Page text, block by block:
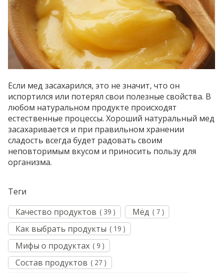
Если мед засахарился, это не значит, что он
испортился или потерял свои полезные свойства. В
любом натуральном продукте происходят
естественные процессы. Хороший натуральный мед
засахаривается и при правильном хранении
сладость всегда будет радовать своим
неповторимым вкусом и приносить пользу для
организма.
Теги
Качество продуктов ( 39 ) Мёд ( 7 )
Как выбрать продукты ( 19 )
Мифы о продуктах ( 9 )
Состав продуктов ( 27 )